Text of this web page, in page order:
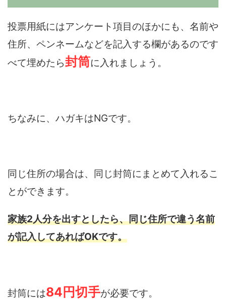
投票用紙にはアンケート項目のほかにも、名前や
住所、ペンネームなどを記入する欄があるのです
べて埋めたら封筒に入れましょう。
ちなみに、ハガキはNGです。
同じ住所の場合は、同じ封筒にまとめて入れるこ
とができます。
家族2人分を出すとしたら、同じ住所で違う名前
が記入してあればOKです。
封筒には84円切手が必要です。